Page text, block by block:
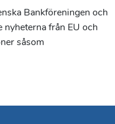
Bankföreningen och
nyheterna från EU och
såsom